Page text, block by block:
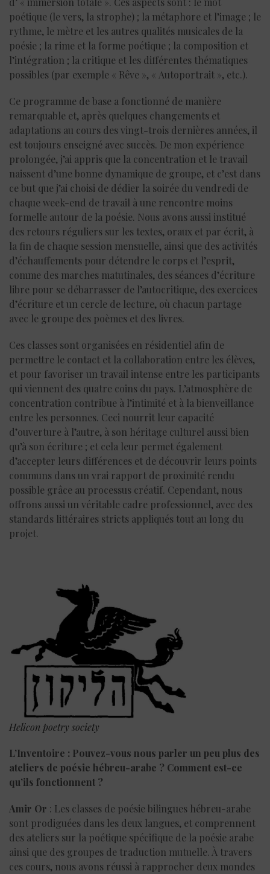
poétique (le vers, la strophe) ; la métaphore et l’image ; le
rythme, le mètre et les autres qualités musicales de la
poésie ; la rime et la forme poétique ; la composition et
l’intégration ; la critique et les différentes thématiques
possibles (par exemple « Rêve », « Autoportrait », etc.).
Ce programme de base a fonctionné de manière
remarquable et, après quelques changements et
adaptations au cours des vingt-trois dernières années, il
est toujours enseigné avec succès. De mon expérience
prolongée, j’ai appris que la concentration et le travail
naissent d’une bonne dynamique de groupe, et c’est dans
ce but que j’ai choisi de dédier la soirée du vendredi de
chaque week-end de travail à une rencontre moins
formelle autour de la poésie. Nous avons aussi institué
des retours réguliers sur les textes, oraux et par écrit, à
la fin de chaque session mensuelle, ainsi que des activités
d’échauffements pour détendre le corps et l’esprit,
comme des marches matutinales, des séances d’écriture
libre pour se débarrasser de l’autocritique, des exercices
d’écriture et un cercle de lecture, où chacun partage
avec le groupe des poèmes et des livres.
Ces classes sont organisées en résidentiel afin de
permettre le contact et la collaboration entre les élèves,
et pour favoriser un travail intense entre les participants
qui viennent des quatre coins du pays. L’atmosphère de
concentration contribue à l’intimité et à la bienveillance
entre les personnes. Ceci nourrit leur capacité
d’ouverture à l’autre, à son héritage culturel aussi bien
qu’à son écriture ; et cela leur permet également
d’accepter leurs différences et de découvrir leurs points
communs dans un vrai rapport de proximité rendu
possible grâce au processus créatif. Cependant, nous
offrons aussi un véritable cadre professionnel, avec des
standards littéraires stricts appliqués tout au long du
projet.
Helicon poetry society
L’Inventoire : Pouvez-vous nous parler un peu plus des
ateliers de poésie hébreu-arabe ? Comment est-ce
qu’ils fonctionnent ?
Amir Or : Les classes de poésie bilingues hébreu-arabe
sont prodiguées dans les deux langues, et comprennent
des ateliers sur la poétique spécifique de la poésie arabe
ainsi que des groupes de traduction mutuelle. À travers
ces cours, nous avons réussi à rapprocher deux mondes